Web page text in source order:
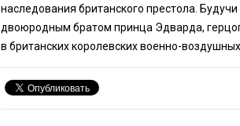
наследования британского престола.
двоюродным братом принца Эдварда,
в британских королевских военно-